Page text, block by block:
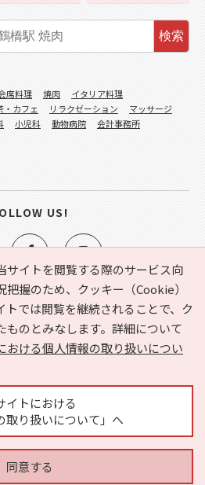
サイトを閲覧する際のサービス向
把握のため、クッキー（Cookie）
トでは閲覧を継続されることで、ク
ものとみなします。詳細について
おける個人情報の取り扱いについ
イトにおける
取り扱いについて」へ
同意する
は？ お気に入り
ヘルプ
取り扱いについて
運営会社
掲載に関するお問い合わせ
検索
席料理 焼肉
イタリア料理
・カフェ リラクゼーション
マッサージ
小児科 動物病院
会計事務所
US!
All Rights Reserved.